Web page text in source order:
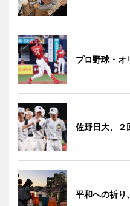
プロ野球・
佐野日大、
平和への祈り